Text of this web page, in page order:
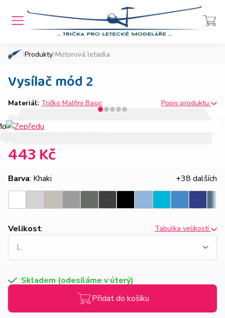
Domů Chcete také takový e-shop?
Přihlášení
»
Produkty »
Motorová letadla
Vysílač mód 2
Materiál: Tričko Malfini Basic Popis produktu
443 Kč
Barva: Khaki
+38 dalších
šedýšedášedýbřidlicegray
modrá
modrámodrá
Velikost: Tabulka velikostí
Skladem (odesíláme v úterý)
Přidat do košíku